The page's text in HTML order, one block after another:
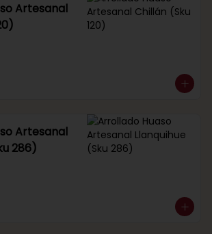
Artesanal
Artesanal
286)